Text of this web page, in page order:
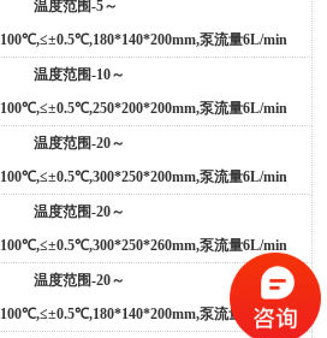
温度范围-5～
100℃,≤±0.5℃,180*140*200mm,泵流量6L/min
温度范围-10～
100℃,≤±0.5℃,250*200*200mm,泵流量6L/min
温度范围-20～
100℃,≤±0.5℃,300*250*200mm,泵流量6L/min
温度范围-20～
100℃,≤±0.5℃,300*250*260mm,泵流量6L/min
温度范围-20～
100℃,≤±0.5℃,180*140*200mm,泵流量 6L/min